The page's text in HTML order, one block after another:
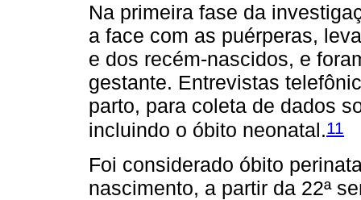
Na primeira fase da
a face com as puérperas,
e dos recém-nascidos, e
gestante. Entrevistas
parto, para coleta de dados
incluindo o óbito neonatal.11
Foi considerado óbito
nascimento, a partir da 22ª